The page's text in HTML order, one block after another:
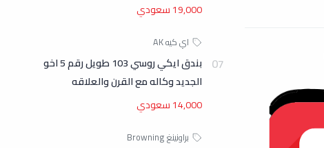
19,000 سعودي
بندق ايكي روسي 103 طويل رقم 5 اخو
الجديد وكاله مع القرن والعلاقه
14,000 سعودي